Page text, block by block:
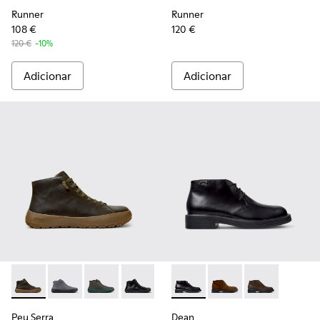
Runner
108 €
120 € -10%
Adicionar
Runner
120 €
Adicionar
Peu Serra - K300541-004 - Botins verdes de pele
Peu Serra - K300541-005
Peu Serra - K300541-003
Peu Serra - K300541-001
Peu Serra
Dean - K300493-001 -
Dean - K300493-007
Dean -
Dean